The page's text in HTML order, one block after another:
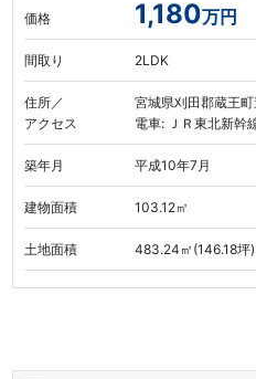
価格 1,180万円
間取り 2LDK
住所／
アクセス
宮城県刈田郡蔵王
電車: ＪＲ東北新幹
築年月 平成10年7月
建物面積 103.12㎡
土地面積 483.24㎡(146.18坪)